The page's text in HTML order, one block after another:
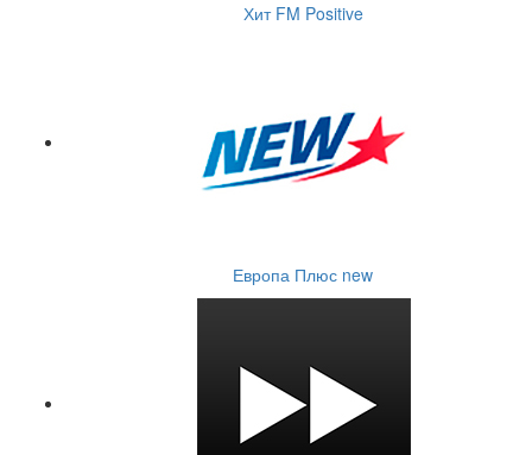
Хит FM Positive
Европа Плюс new